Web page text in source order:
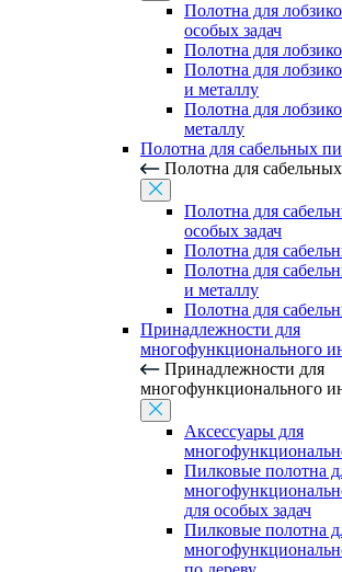
Полотна для
особых задач
Полотна для
Полотна для
и металлу
Полотна для
металлу
Полотна для сабельных
Полотна для
Полотна для
особых задач
Полотна для
Полотна для
и металлу
Полотна для
Принадлежности для
многофункционального
Принадлежности для
многофункционального
Аксессуары для
Пилковые полотна
для особых задач
Пилковые полотна